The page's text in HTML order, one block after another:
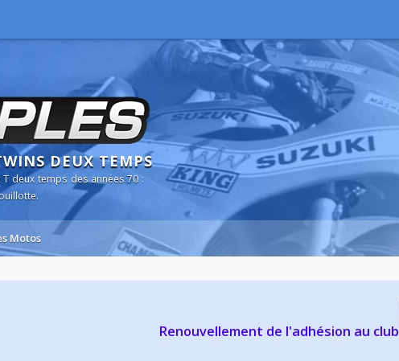
DEUX TEMPS
deux temps des années 70 :
Motos
Renouvellement de l'adhésion au club